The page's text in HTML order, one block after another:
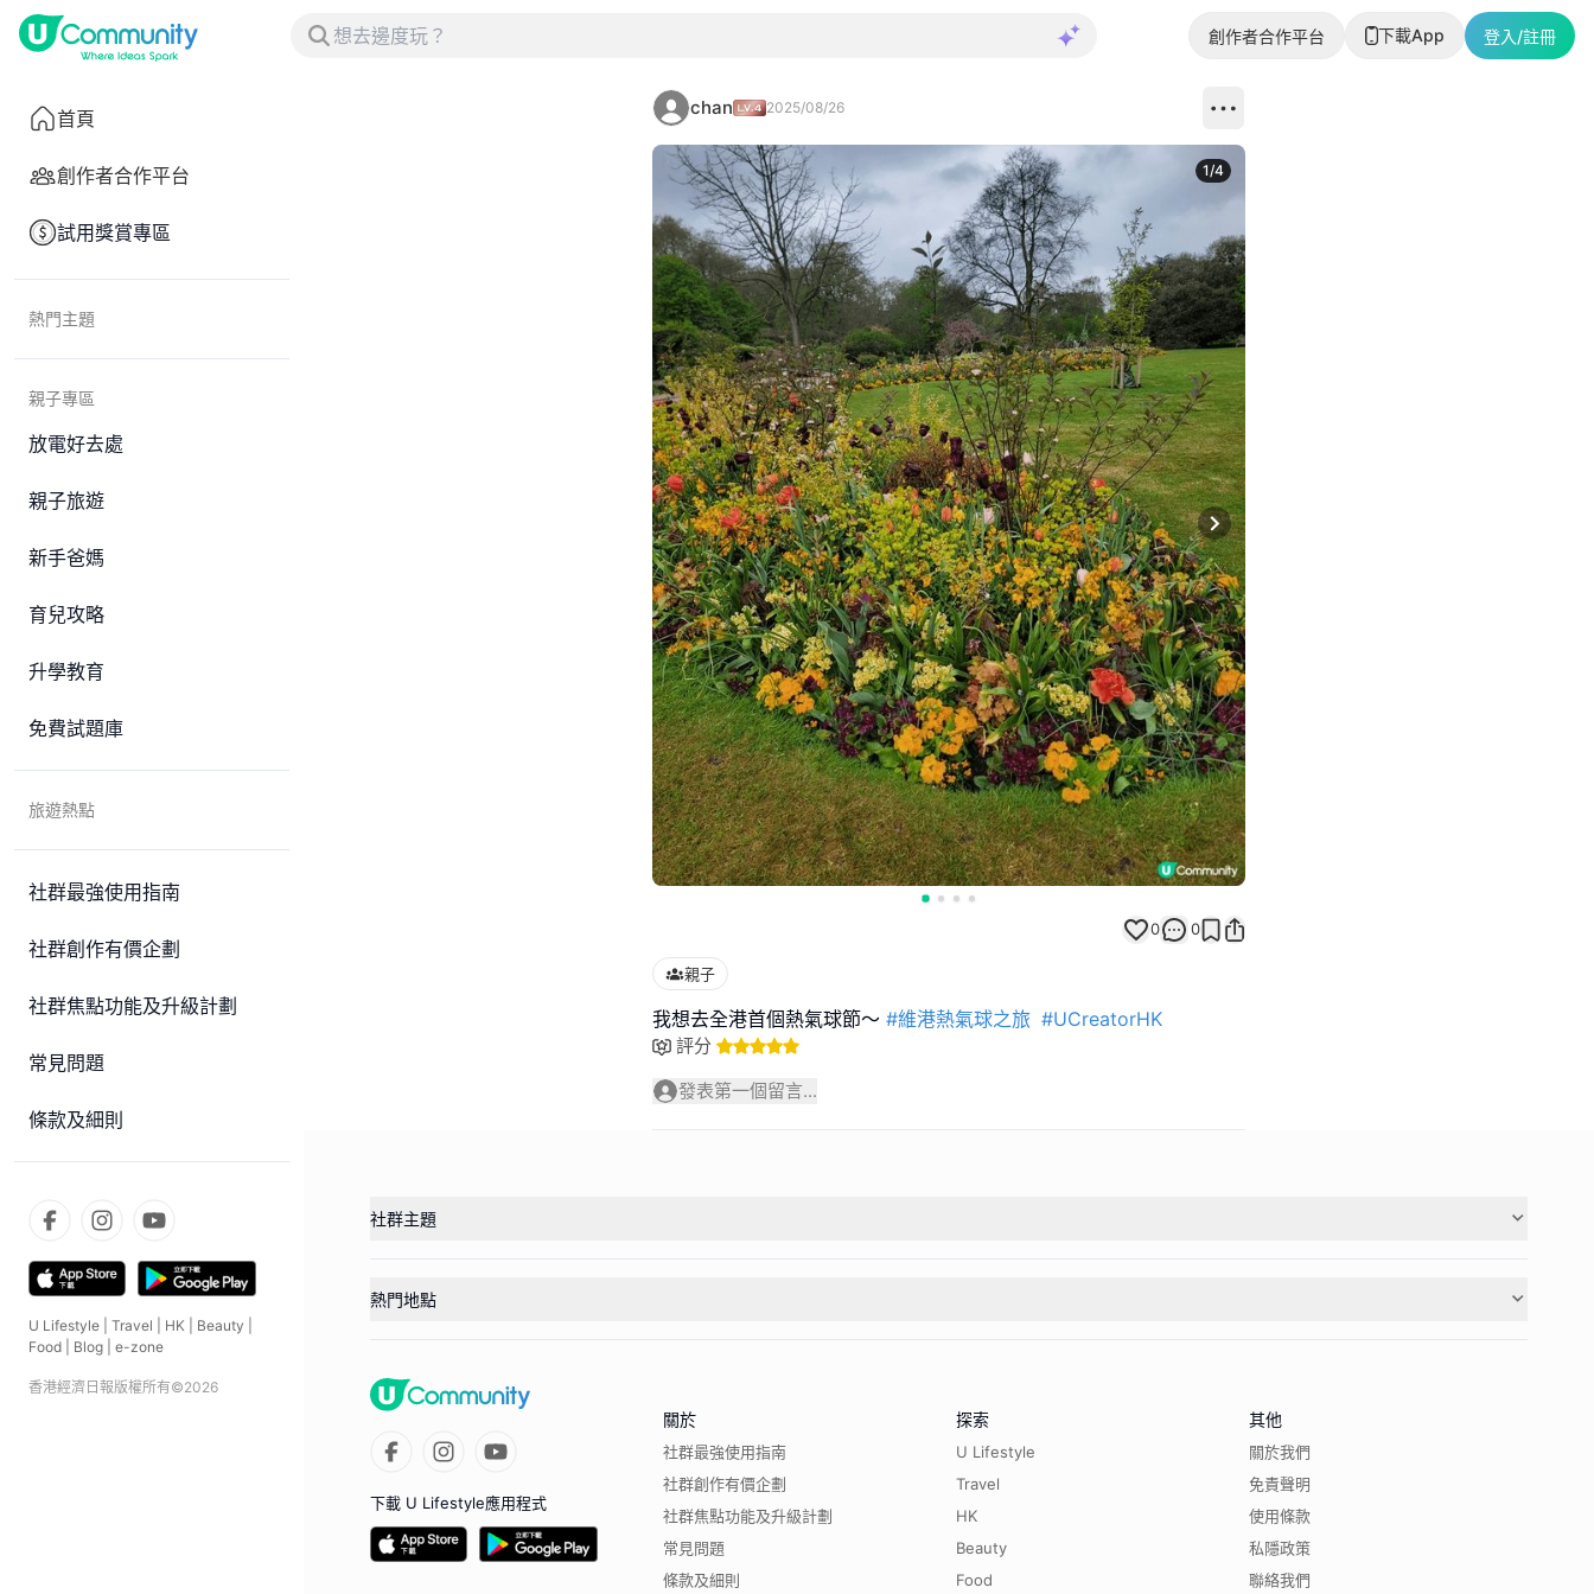
創作者合作平台 下載App 登入/註冊
首頁
創作者合作平台
試用獎賞專區
熱門主題
親子專區
放電好去處
親子旅遊
新手爸媽
育兒攻略
升學教育
免費試題庫
旅遊熱點
社群最強使用指南
社群創作有價企劃
社群焦點功能及升級計劃
常見問題
條款及細則
U Lifestyle Travel HK Beauty
Food
Blog e-zone
香港經濟日報版權所有©2026
chan 2025/08/26
Next slide
1/4
0 0
親子
我想去全港首個熱氣球節～ #維港熱氣球之旅 #UCreatorHK
評分
發表第一個留言...
社群主題
熱門地點
下載 U Lifestyle應用程式
關於
社群最強使用指南
社群創作有價企劃
社群焦點功能及升級計劃
常見問題
條款及細則
探索
U Lifestyle
Travel
HK
Beauty
Food
其他
關於我們
免責聲明
使用條款
私隱政策
聯絡我們